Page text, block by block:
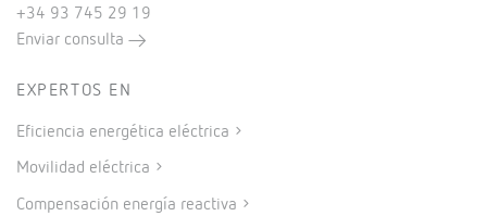
+34 93 745 29 19
Enviar consulta
EXPERTOS EN
Eficiencia energética eléctrica
Movilidad eléctrica
Compensación energía reactiva